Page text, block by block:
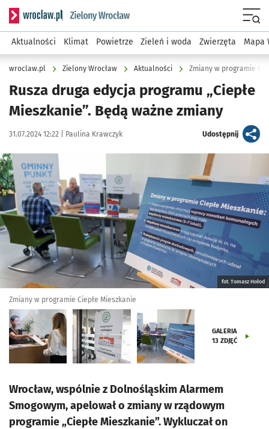
Serwis informacyjny wroclaw.pl podserwis: Środowisko we
Aktualności Klimat Powietrze Zieleń i woda Zwierzęta Mapa
wroclaw.pl Zielony Wrocław Aktualności Zmiany w programie
Rusza druga edycja programu „Ciepłe
Mieszkanie”. Będą ważne zmiany
Data publikacji:
31.07.2024 12:22 | Autor:
Paulina Krawczyk Udostępnijartykuł
Kliknij, aby zobaczyć galerię
Kliknij, aby powiększyć
fot. Tomasz Hołod
Zmiany w programie Ciepłe Mieszkanie
GALERIA
13 ZDJĘĆ
Wrocław, wspólnie z Dolnośląskim Alarmem
Smogowym, apelował o zmiany w rządowym
programie „Ciepłe Mieszkanie”. Wykluczał on